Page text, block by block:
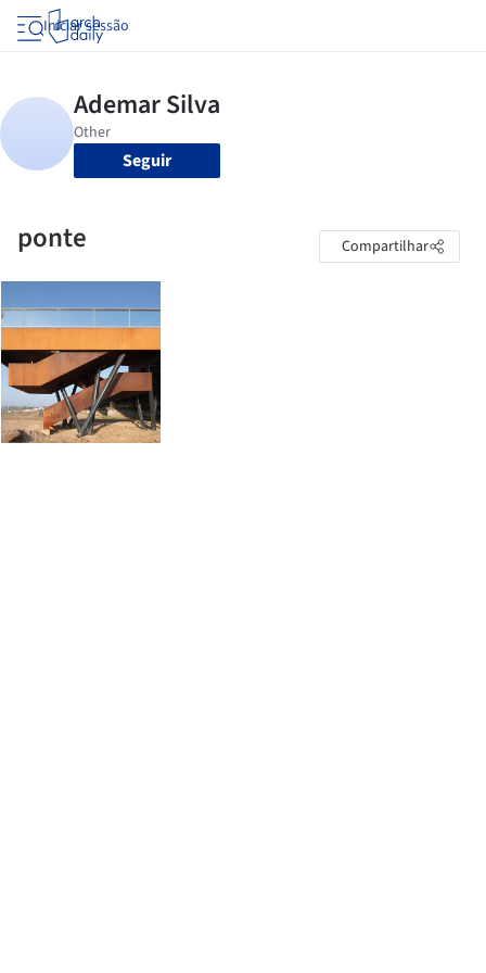
Iniciar sessão
Seguir
ponte Compartilhar